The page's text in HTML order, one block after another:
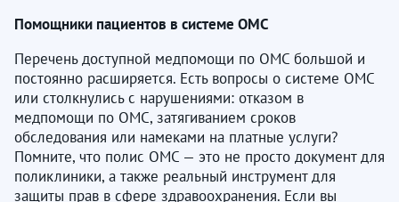
Помощники пациентов в системе ОМС
Перечень доступной медпомощи по ОМС большой и
постоянно расширяется. Есть вопросы о системе ОМС
или столкнулись с нарушениями: отказом в
медпомощи по ОМС, затягиванием сроков
обследования или намеками на платные услуги?
Помните, что полис ОМС — это не просто документ для
поликлиники, а также реальный инструмент для
защиты прав в сфере здравоохранения. Если вы